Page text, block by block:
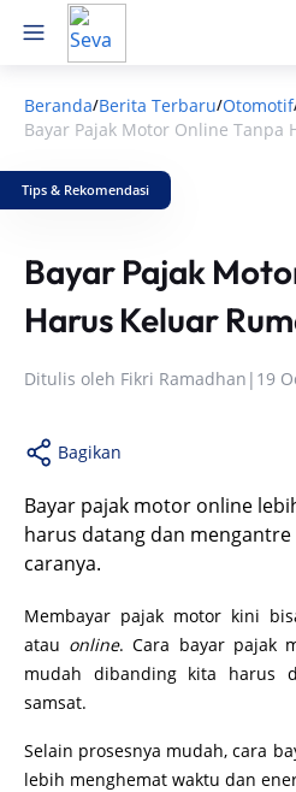
Beranda/Berita Terbaru/Otomotif
Bayar Pajak Motor Online Tanpa
Tips & Rekomendasi
Bayar Pajak
Harus Keluar
Ditulis oleh Fikri Ramadhan | 19
Bagikan
Bayar pajak motor online
harus datang dan mengantre
caranya.
Membayar pajak motor kini
atau online. Cara bayar pajak
mudah dibanding kita harus
samsat.
Selain prosesnya mudah, cara
lebih menghemat waktu dan